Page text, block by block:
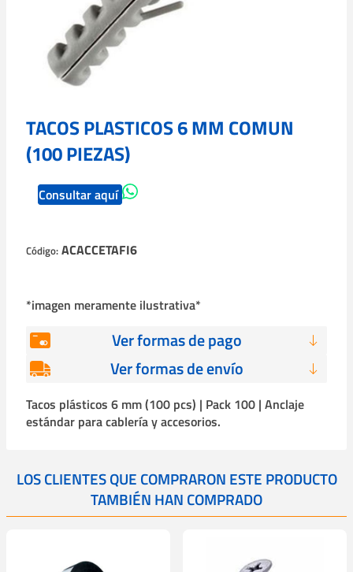
TACOS PLASTICOS 6 MM COMUN
(100 PIEZAS)
Consultar aquí
Código: ACACCETAFI6
*imagen meramente ilustrativa*
Ver formas de pago
Ver formas de envío
Tacos plásticos 6 mm (100 pcs) | Pack 100 | Anclaje
estándar para cablería y accesorios.
LOS CLIENTES QUE COMPRARON ESTE PRODUCTO
TAMBIÉN HAN COMPRADO